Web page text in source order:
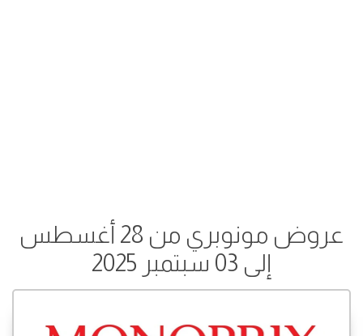
عروض مونوبري من 28 أغسطس
إلى 03 سبتمبر 2025